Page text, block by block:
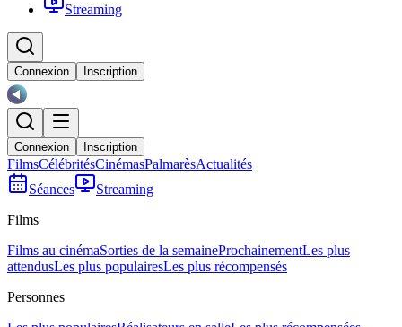
Streaming
Connexion Inscription
Connexion Inscription
FilmsCélébritésCinémasPalmarèsActualités
Séances
Streaming
Films
Films au cinémaSorties de la semaineProchainementLes plus
attendusLes plus populairesLes plus récompensés
Personnes